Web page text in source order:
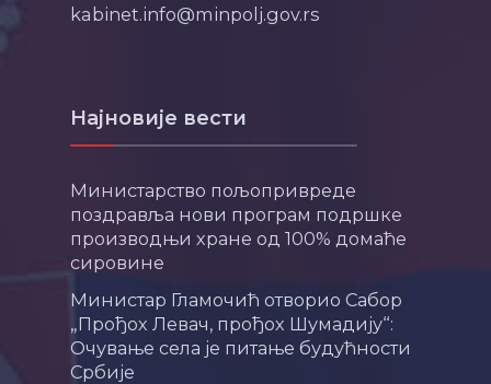
kabinet.info@minpolj.gov.rs
Најновије вести
Министарство пољопривреде
поздравља нови програм подршке
производњи хране од 100% домаће
сировине
Министар Гламочић отворио Сабор
„Прођох Левач, прођох Шумадију“:
Очување села је питање будућности
Србије